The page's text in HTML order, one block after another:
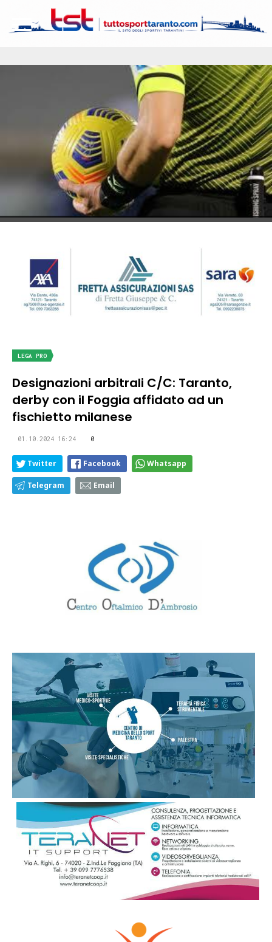
LEGA PRO
Designazioni arbitrali C/C: Taranto,
derby con il Foggia affidato ad un
fischietto milanese
01.10.2024 16:24 0
Twitter Facebook Whatsapp
Telegram Email